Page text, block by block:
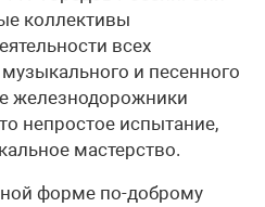
коллективы
всех
и песенного
железнодорожники
непростое испытание,
мастерство.
форме по-доброму